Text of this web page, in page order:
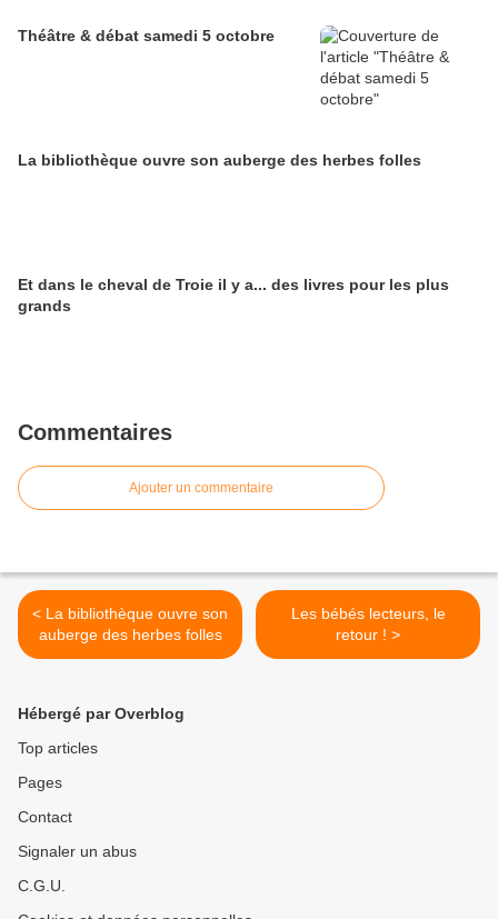
Théâtre & débat samedi 5 octobre
La bibliothèque ouvre son auberge des herbes folles
Et dans le cheval de Troie il y a... des livres pour les plus
grands
Commentaires
Ajouter un commentaire
< La bibliothèque ouvre son
auberge des herbes folles
Les bébés lecteurs, le
retour ! >
Hébergé par Overblog
Top articles
Pages
Contact
Signaler un abus
C.G.U.